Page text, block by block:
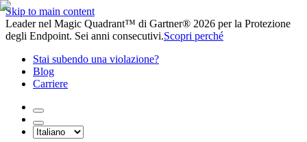
Skip to main content
Leader nel Magic Quadrant™ di Gartner® 2026 per la Protezione
degli Endpoint. Sei anni consecutivi.Scopri perché
Stai subendo una violazione?
Blog
Carriere